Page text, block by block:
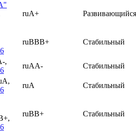
ruA+ Развивающийся
ruBBB+ Стабильный
,
ruAA-
Стабильный
ruA
Стабильный
ruBB+ Стабильный